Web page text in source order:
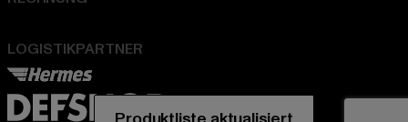
LOGISTIKPARTNER